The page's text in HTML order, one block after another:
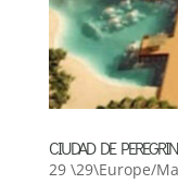
CIUDAD DE
29 \29\Europe/